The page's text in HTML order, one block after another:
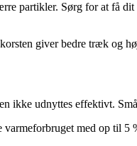
partikler. Sørg for at få
giver bedre træk og
ikke udnyttes effektivt.
varmeforbruget med op til 5